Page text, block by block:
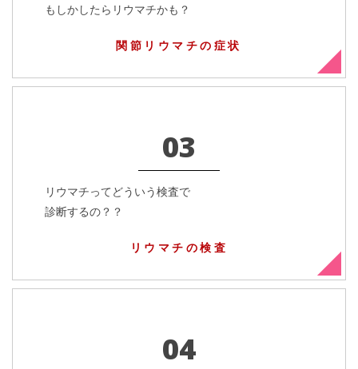
もしかしたらリウマチかも？
関節リウマチの症状
03
リウマチってどういう検査で
診断するの？？
リウマチの検査
04